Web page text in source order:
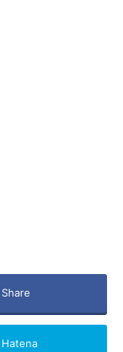
Share
Hatena